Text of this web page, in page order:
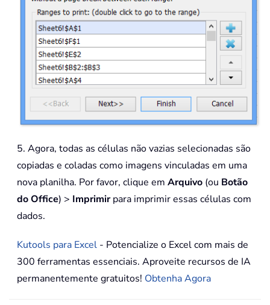
5. Agora, todas as células não vazias selecionadas são
copiadas e coladas como imagens vinculadas em uma
nova planilha. Por favor, clique em Arquivo (ou Botão
do Office) > Imprimirpara imprimir essas células com
dados.
Kutools para Excel - Potencialize o Excel com mais de
300 ferramentas essenciais. Aproveite recursos de IA
permanentemente gratuitos! Obtenha Agora